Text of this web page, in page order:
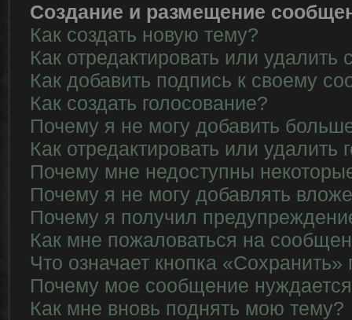
Создание и размещение
Как создать новую тему?
Как отредактировать или
Как добавить подпись к своему
Как создать голосование?
Почему я не могу добавить
Как отредактировать или удалить
Почему мне недоступны
Почему я не могу добавлять
Почему я получил
Как мне пожаловаться на
Что означает кнопка
Почему мое сообщение
Как мне вновь поднять мою тему?